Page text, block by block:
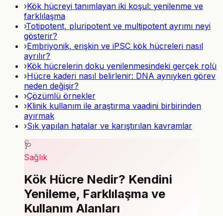
›Kök hücreyi tanımlayan iki koşul: yenilenme ve
farklılaşma
›Totipotent, pluripotent ve multipotent ayrımı neyi
gösterir?
›Embriyonik, erişkin ve iPSC kök hücreleri nasıl
ayrılır?
›Kök hücrelerin doku yenilenmesindeki gerçek rolü
›Hücre kaderi nasıl belirlenir: DNA aynıyken görev
neden değişir?
›Çözümlü örnekler
›Klinik kullanım ile araştırma vaadini birbirinden
ayırmak
›Sık yapılan hatalar ve karıştırılan kavramlar
🩺
Sağlık
Kök Hücre Nedir? Kendini
Yenileme, Farklılaşma ve
Kullanım Alanları